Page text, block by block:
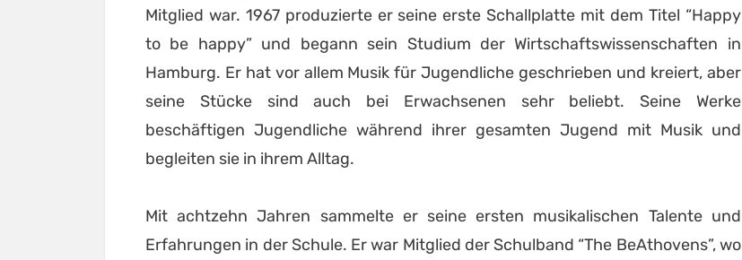
Mitglied war. 1967 produzierte er seine erste Schallplatte mit dem Titel “Happy
to be happy” und begann sein Studium der Wirtschaftswissenschaften in
Hamburg. Er hat vor allem Musik für Jugendliche geschrieben und kreiert, aber
seine Stücke sind auch bei Erwachsenen sehr beliebt. Seine Werke
beschäftigen Jugendliche während ihrer gesamten Jugend mit Musik und
begleiten sie in ihrem Alltag.
Mit achtzehn Jahren sammelte er seine ersten musikalischen Talente und
Erfahrungen in der Schule. Er war Mitglied der Schulband “The BeAthovens”, wo